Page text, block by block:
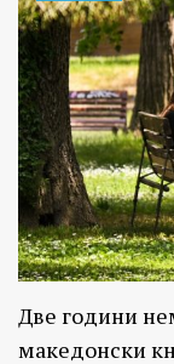
Две години
македонски